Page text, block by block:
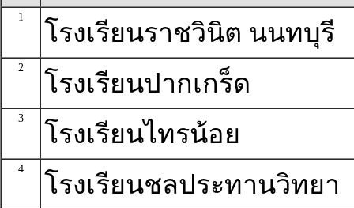
1
โรงเรียนราชวินิต นนทบุรี
2
โรงเรียนปากเกร็ด
3
โรงเรียนไทรน้อย
4
โรงเรียนชลประทานวิทยา